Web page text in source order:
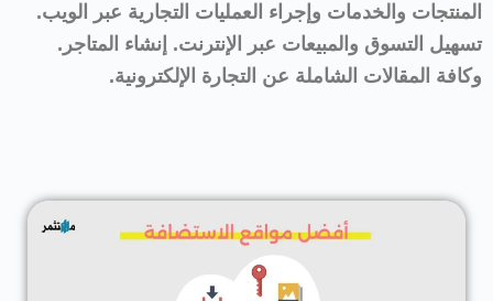
المنتجات والخدمات وإجراء العمليات التجارية عبر الويب.
تسهيل التسوق والمبيعات عبر الإنترنت. إنشاء المتاجر.
وكافة المقالات الشاملة عن التجارة الإلكترونية.